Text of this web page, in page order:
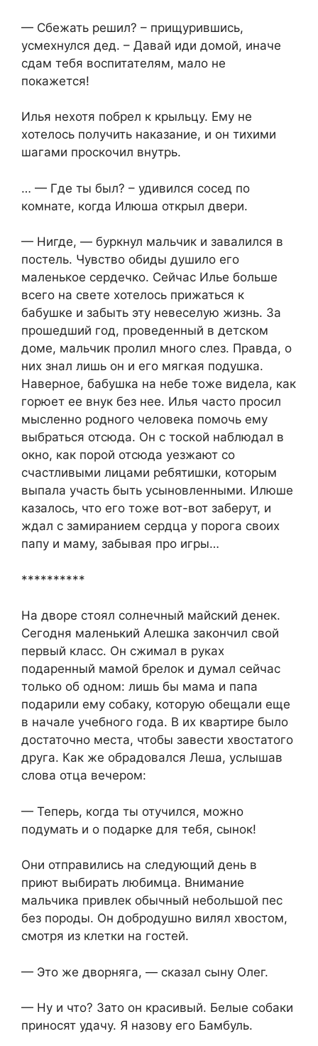
— Сбежать решил? – прищурившись,
усмехнулся дед. – Давай иди домой, иначе
сдам тебя воспитателям, мало не
покажется!
Илья нехотя побрел к крыльцу. Ему не
хотелось получить наказание, и он тихими
шагами проскочил внутрь.
… — Где ты был? – удивился сосед по
комнате, когда Илюша открыл двери.
— Нигде, — буркнул мальчик и завалился в
постель. Чувство обиды душило его
маленькое сердечко. Сейчас Илье больше
всего на свете хотелось прижаться к
бабушке и забыть эту невеселую жизнь. За
прошедший год, проведенный в детском
доме, мальчик пролил много слез. Правда, о
них знал лишь он и его мягкая подушка.
Наверное, бабушка на небе тоже видела, как
горюет ее внук без нее. Илья часто просил
мысленно родного человека помочь ему
выбраться отсюда. Он с тоской наблюдал в
окно, как порой отсюда уезжают со
счастливыми лицами ребятишки, которым
выпала участь быть усыновленными. Илюше
казалось, что его тоже вот-вот заберут, и
ждал с замиранием сердца у порога своих
папу и маму, забывая про игры…
**********
На дворе стоял солнечный майский денек.
Сегодня маленький Алешка закончил свой
первый класс. Он сжимал в руках
подаренный мамой брелок и думал сейчас
только об одном: лишь бы мама и папа
подарили ему собаку, которую обещали еще
в начале учебного года. В их квартире было
достаточно места, чтобы завести хвостатого
друга. Как же обрадовался Леша, услышав
слова отца вечером:
— Теперь, когда ты отучился, можно
подумать и о подарке для тебя, сынок!
Они отправились на следующий день в
приют выбирать любимца. Внимание
мальчика привлек обычный небольшой пес
без породы. Он добродушно вилял хвостом,
смотря из клетки на гостей.
— Это же дворняга, — сказал сыну Олег.
— Ну и что? Зато он красивый. Белые собаки
приносят удачу. Я назову его Бамбуль.